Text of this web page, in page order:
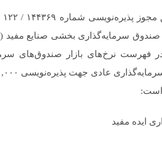
سازمان بورس و اوراق بهادار، از تاریخ ۱۷ / ۱۰ / ۱۴۰۲، صندوق سرمایه‌گذاری
فهرست نرخ‌های بازار صندوق‌های
است:
ایده مفید